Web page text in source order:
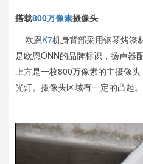
搭载800万像素摄像头
欧恩K7机身背部采用钢琴烤漆
是欧恩ONN的品牌标识，扬声器
上方是一枚800万像素的主摄像
光灯。摄像头区域有一定的凸起。